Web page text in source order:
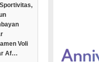
Voli
Af…